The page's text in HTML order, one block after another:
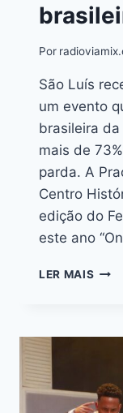
Por
São Luís
um evento
brasileira
mais de
parda. A
Centro
edição do
este ano
LER MAIS